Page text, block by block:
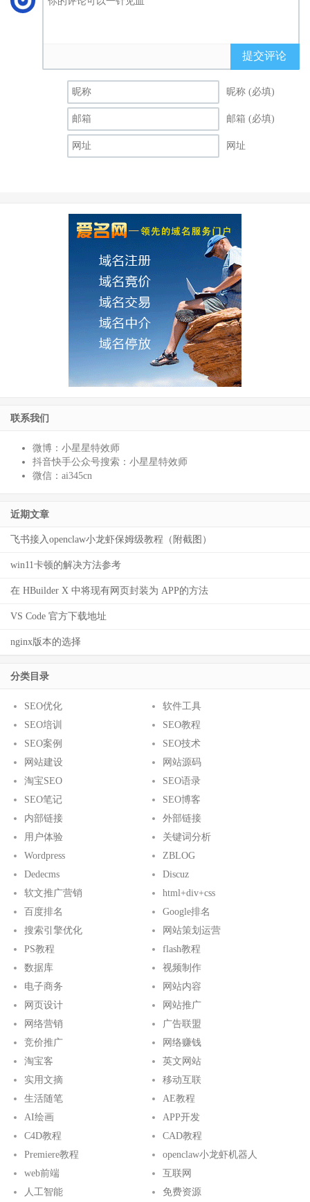
提交评论
昵称 (必填)
邮箱 (必填)
网址
联系我们
微博：小星星特效师
抖音快手公众号搜索：小星星特效师
微信：ai345cn
近期文章
飞书接入openclaw小龙虾保姆级教程（附截图）
win11卡顿的解决方法参考
在 HBuilder X 中将现有网页封装为 APP的方法
VS Code 官方下载地址
nginx版本的选择
分类目录
SEO优化
软件工具
SEO培训
SEO教程
SEO案例
SEO技术
网站建设
网站源码
淘宝SEO
SEO语录
SEO笔记
SEO博客
内部链接
外部链接
用户体验
关键词分析
Wordpress
ZBLOG
Dedecms
Discuz
软文推广营销
html+div+css
百度排名
Google排名
搜索引擎优化
网站策划运营
PS教程
flash教程
数据库
视频制作
电子商务
网站内容
网页设计
网站推广
网络营销
广告联盟
竞价推广
网络赚钱
淘宝客
英文网站
实用文摘
移动互联
生活随笔
AE教程
AI绘画
APP开发
C4D教程
CAD教程
Premiere教程
openclaw小龙虾机器人
web前端
互联网
人工智能
免费资源